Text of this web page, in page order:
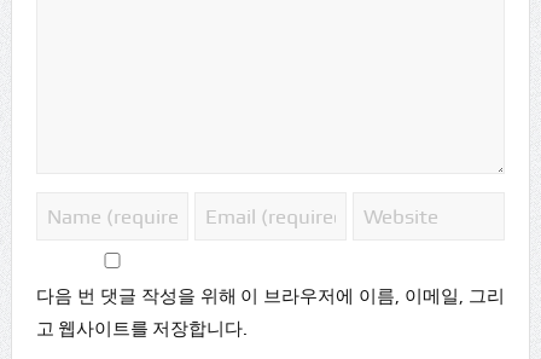
다음 번 댓글 작성을 위해 이 브라우저에 이름, 이메일, 그리
고 웹사이트를 저장합니다.